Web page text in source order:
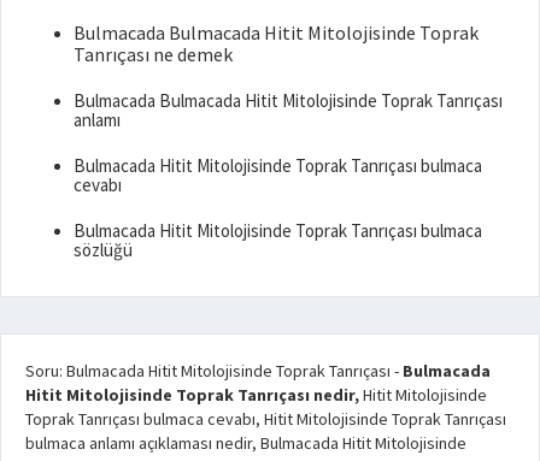
Bulmacada Bulmacada Hitit Mitolojisinde Toprak
Tanrıçası ne demek
Bulmacada Bulmacada Hitit Mitolojisinde Toprak Tanrıçası
anlamı
Bulmacada Hitit Mitolojisinde Toprak Tanrıçası bulmaca
cevabı
Bulmacada Hitit Mitolojisinde Toprak Tanrıçası bulmaca
sözlüğü
Soru: Bulmacada Hitit Mitolojisinde Toprak Tanrıçası - Bulmacada
Hitit Mitolojisinde Toprak Tanrıçası nedir,Hitit Mitolojisinde
Toprak Tanrıçası bulmaca cevabı, Hitit Mitolojisinde Toprak Tanrıçası
bulmaca anlamı açıklaması nedir, Bulmacada Hitit Mitolojisinde